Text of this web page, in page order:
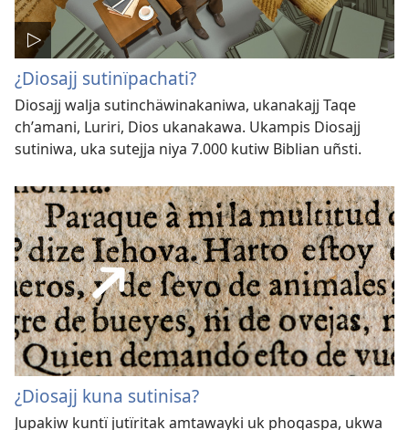
¿Diosajj sutinïpachati?
Diosajj walja sutinchäwinakaniwa, ukanakajj Taqe
chʼamani, Luriri, Dios ukanakawa. Ukampis Diosajj
sutiniwa, uka sutejja niya 7.000 kutiw Biblian uñsti.
¿Diosajj kuna sutinisa?
Jupakiw kuntï jutïritak amtawayki uk phoqaspa, ukwa